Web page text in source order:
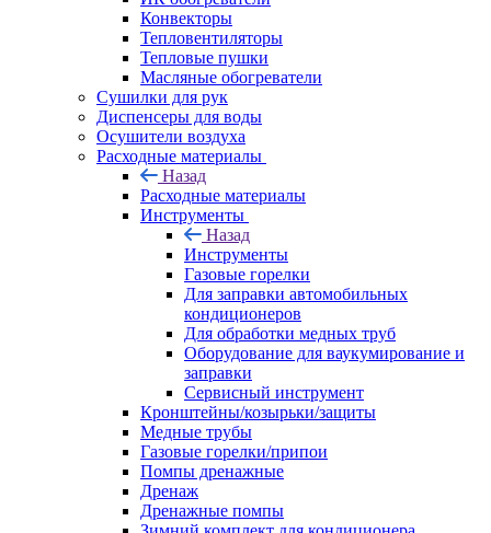
Конвекторы
Тепловентиляторы
Тепловые пушки
Масляные обогреватели
Сушилки для рук
Диспенсеры для воды
Осушители воздуха
Расходные материалы
Назад
Расходные материалы
Инструменты
Назад
Инструменты
Газовые горелки
Для заправки автомобильных
кондиционеров
Для обработки медных труб
Оборудование для ваукумирование и
заправки
Сервисный инструмент
Кронштейны/козырьки/защиты
Медные трубы
Газовые горелки/припои
Помпы дренажные
Дренаж
Дренажные помпы